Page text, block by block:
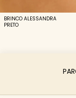
BRINCO ALESSANDRA
PRETO